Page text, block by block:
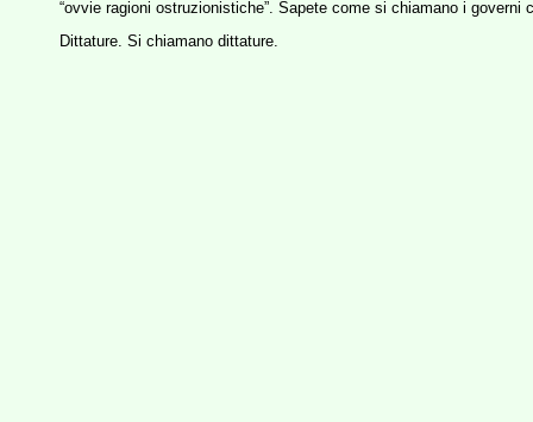
“ovvie ragioni ostruzionistiche”. Sapete come si chiamano i governi
Dittature. Si chiamano dittature.